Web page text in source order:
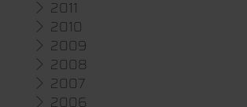
2011
2010
2009
2008
2007
2006